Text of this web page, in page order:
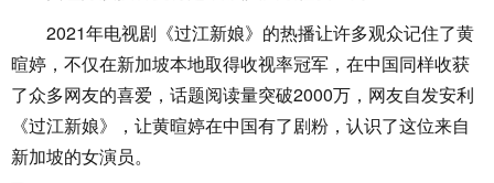
2021年电视剧《过江新娘》的热播让许多观众记住了黄
暄婷，不仅在新加坡本地取得收视率冠军，在中国同样收获
了众多网友的喜爱，话题阅读量突破2000万，网友自发安利
《过江新娘》，让黄暄婷在中国有了剧粉，认识了这位来自
新加坡的女演员。